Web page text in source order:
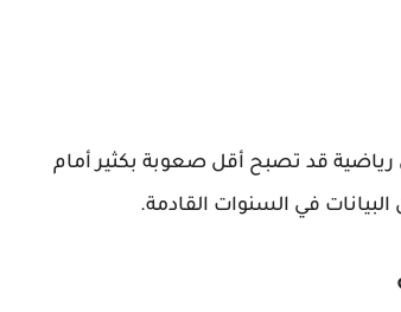
قد تصبح أقل صعوبة بكثير أمام
البيانات في السنوات القادمة.